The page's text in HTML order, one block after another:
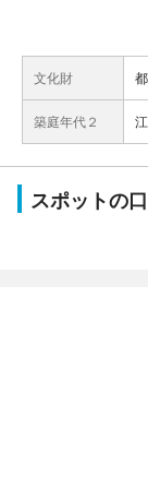
文化財
築庭年代２
スポットの